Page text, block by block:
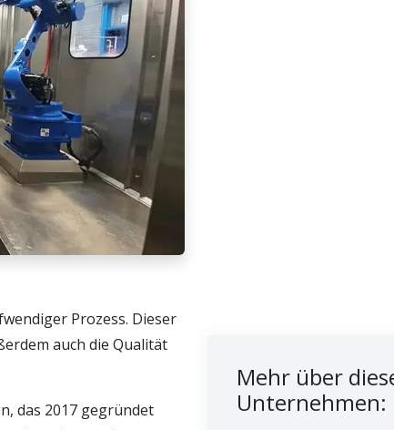
Prozess. Dieser
auch die Qualität
das 2017 gegründet
Mehr über
Unternehmen: